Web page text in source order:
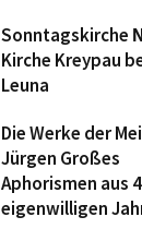
Sonntagskirche
Kirche Kreypau
Leuna
Die Werke der
Jürgen Großes
Aphorismen aus
eigenwilligen